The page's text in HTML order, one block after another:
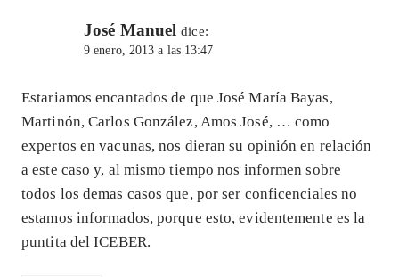
José Manuel dice:
9 enero, 2013 a las 13:47
Estariamos encantados de que José María Bayas,
Martinón, Carlos González, Amos José, … como
expertos en vacunas, nos dieran su opinión en relación
a este caso y, al mismo tiempo nos informen sobre
todos los demas casos que, por ser conficenciales no
estamos informados, porque esto, evidentemente es la
puntita del ICEBER.